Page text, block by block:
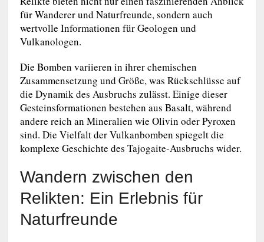
für Wanderer und Naturfreunde, sondern auch
wertvolle Informationen für Geologen und
Vulkanologen.
Die Bomben variieren in ihrer chemischen
Zusammensetzung und Größe, was Rückschlüsse auf
die Dynamik des Ausbruchs zulässt. Einige dieser
Gesteinsformationen bestehen aus Basalt, während
andere reich an Mineralien wie Olivin oder Pyroxen
sind. Die Vielfalt der Vulkanbomben spiegelt die
komplexe Geschichte des Tajogaite-Ausbruchs wider.
Wandern zwischen den
Relikten: Ein Erlebnis für
Naturfreunde